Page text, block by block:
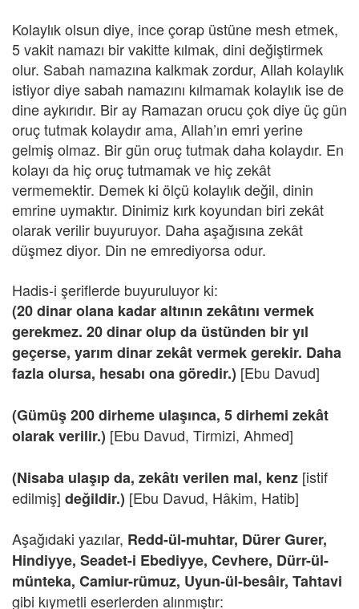
Kolaylık olsun diye, ince çorap üstüne mesh etmek,
5 vakit namazı bir vakitte kılmak, dini değiştirmek
olur. Sabah namazına kalkmak zordur, Allah kolaylık
istiyor diye sabah namazını kılmamak kolaylık ise de
dine aykırıdır. Bir ay Ramazan orucu çok diye üç gün
oruç tutmak kolaydır ama, Allah’ın emri yerine
gelmiş olmaz. Bir gün oruç tutmak daha kolaydır. En
kolayı da hiç oruç tutmamak ve hiç zekât
vermemektir. Demek ki ölçü kolaylık değil, dinin
emrine uymaktır. Dinimiz kırk koyundan biri zekât
olarak verilir buyuruyor. Daha aşağısına zekât
düşmez diyor. Din ne emrediyorsa odur.
Hadis-i şeriflerde buyuruluyor ki:
(20 dinar olana kadar altının zekâtını vermek
gerekmez. 20 dinar olup da üstünden bir yıl
geçerse, yarım dinar zekât vermek gerekir. Daha
fazla olursa, hesabı ona göredir.) [Ebu Davud]
(Gümüş 200 dirheme ulaşınca, 5 dirhemi zekât
olarak verilir.) [Ebu Davud, Tirmizi, Ahmed]
(Nisaba ulaşıp da, zekâtı verilen mal, kenz [istif
edilmiş] değildir.) [Ebu Davud, Hâkim, Hatib]
Aşağıdaki yazılar, Redd-ül-muhtar, Dürer Gurer,
Hindiyye, Seadet-i Ebediyye, Cevhere, Dürr-ül-
münteka, Camiur-rümuz, Uyun-ül-besâir, Tahtavi
gibi kıymetli eserlerden alınmıştır: